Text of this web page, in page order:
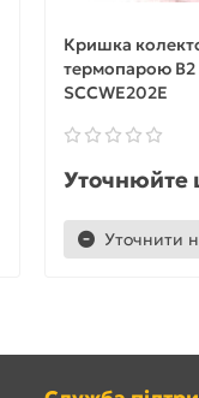
Кришка
термопарою B2
SCCWE202E
Уточнюйте
Уточнити